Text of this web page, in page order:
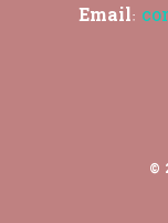
©
Email: